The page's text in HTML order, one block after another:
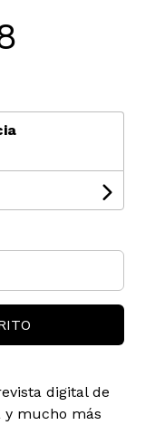
digital de
y mucho más